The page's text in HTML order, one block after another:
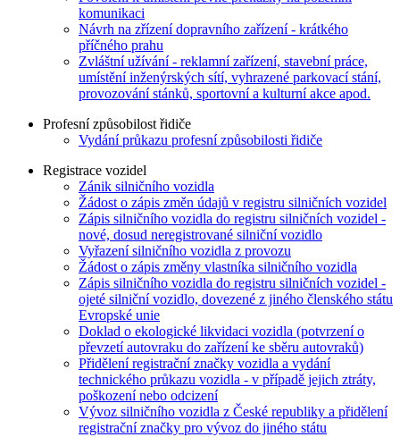
komunikaci
Návrh na zřízení dopravního zařízení - krátkého
příčného prahu
Zvláštní užívání - reklamní zařízení, stavební práce,
umístění inženýrských sítí, vyhrazené parkovací stání,
provozování stánků, sportovní a kulturní akce apod.
Profesní způsobilost řidiče
Vydání průkazu profesní způsobilosti řidiče
Registrace vozidel
Zánik silničního vozidla
Žádost o zápis změn údajů v registru silničních vozidel
Zápis silničního vozidla do registru silničních vozidel -
nové, dosud neregistrované silniční vozidlo
Vyřazení silničního vozidla z provozu
Žádost o zápis změny vlastníka silničního vozidla
Zápis silničního vozidla do registru silničních vozidel -
ojeté silniční vozidlo, dovezené z jiného členského státu
Evropské unie
Doklad o ekologické likvidaci vozidla (potvrzení o
převzetí autovraku do zařízení ke sběru autovraků)
Přidělení registrační značky vozidla a vydání
technického průkazu vozidla - v případě jejich ztráty,
poškození nebo odcizení
Vývoz silničního vozidla z České republiky a přidělení
registrační značky pro vývoz do jiného státu